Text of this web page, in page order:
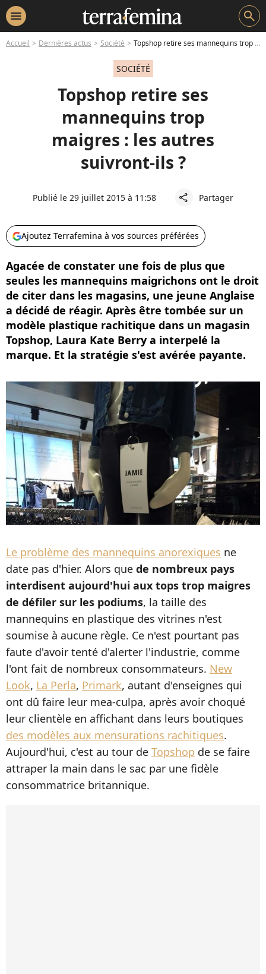
menu search
Accueil Dernières actus Société Topshop retire ses mannequins trop maigres : les autres suivront-ils ?
SOCIÉTÉ
Topshop retire ses
mannequins trop
maigres : les autres
suivront-ils ?
Publié le 29 juillet 2015 à 11:58 share Partager
Ajoutez Terrafemina à vos sources préférées
Agacée de constater une fois de plus que
seules les mannequins maigrichons ont le droit
de citer dans les magasins, une jeune Anglaise
a décidé de réagir. Après être tombée sur un
modèle plastique rachitique dans un magasin
Topshop, Laura Kate Berry a interpelé la
marque. Et la stratégie s'est avérée payante.
Le problème des mannequins anorexiques ne
date pas d'hier. Alors que de nombreux pays
interdisent aujourd'hui aux tops trop maigres
de défiler sur les podiums, la taille des
mannequins en plastique des vitrines n'est
soumise à aucune règle. Ce n'est pourtant pas
faute d'avoir tenté d'alerter l'industrie, comme
l'ont fait de nombreux consommateurs. New
Look, La Perla, Primark, autant d'enseignes qui
ont dû faire leur mea-culpa, après avoir choqué
leur clientèle en affichant dans leurs boutiques
des modèles aux mensurations rachitiques.
Aujourd'hui, c'est au tour de Topshop de se faire
attraper la main dans le sac par une fidèle
consommatrice britannique.